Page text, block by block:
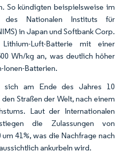
So kündigten beispielsweise im
des Nationalen Instituts für
in Japan und Softbank Corp.
Luft-Batterie mit einer
Wh/kg an, was deutlich höher
Ionen-Batterien.
sich am Ende des Jahres 10
Straßen der Welt, nach einem
Laut der Internationalen
die Zulassungen von
41%, was die Nachfrage nach
ankurbeln wird.